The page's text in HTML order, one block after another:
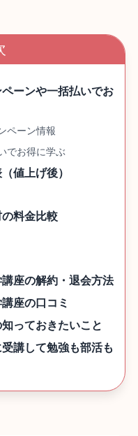
ーンや一括払いでお
ペーン情報
でお得に学ぶ
値上げ後）
料金比較
座の解約・退会方法
座の口コミ
っておきたいこと
講して勉強も部活も